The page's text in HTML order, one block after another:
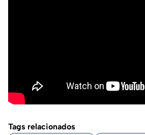
Tags relacionados